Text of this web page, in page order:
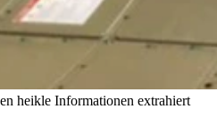
heikle Informationen extrahiert